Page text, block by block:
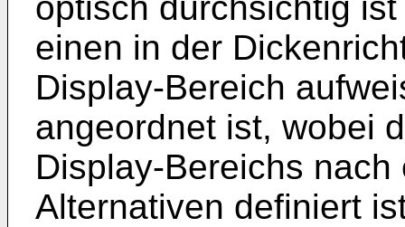
einen in der
Display-Bereich
angeordnet ist, wobei
Display-Bereichs
Alternativen definiert